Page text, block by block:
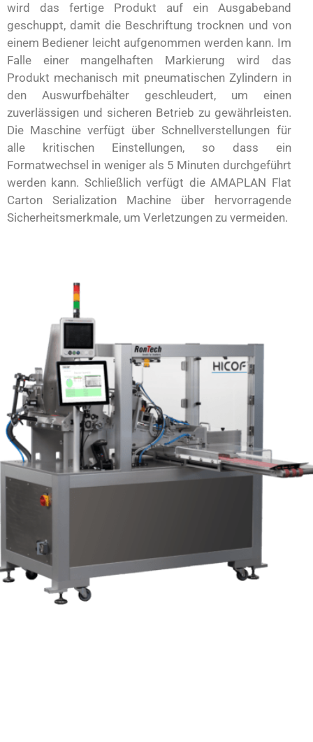
wird das fertige Produkt auf ein Ausgabeband
geschuppt, damit die Beschriftung trocknen und von
einem Bediener leicht aufgenommen werden kann. Im
Falle einer mangelhaften Markierung wird das
Produkt mechanisch mit pneumatischen Zylindern in
den Auswurfbehälter geschleudert, um einen
zuverlässigen und sicheren Betrieb zu gewährleisten.
Die Maschine verfügt über Schnellverstellungen für
alle kritischen Einstellungen, so dass ein
Formatwechsel in weniger als 5 Minuten durchgeführt
werden kann. Schließlich verfügt die AMAPLAN Flat
Carton Serialization Machine über hervorragende
Sicherheitsmerkmale, um Verletzungen zu vermeiden.